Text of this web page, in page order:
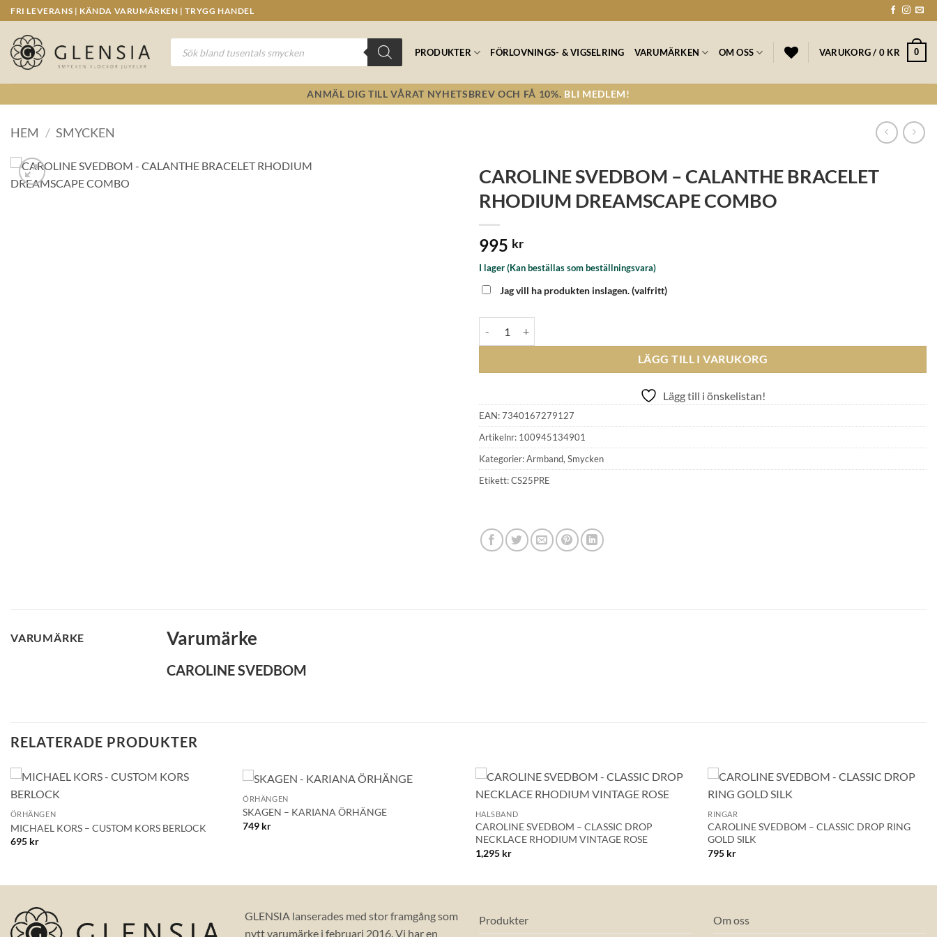
Skip
to
content
FRI LEVERANS | KÄNDA VARUMÄRKEN | TRYGG HANDEL
Produktsökning
PRODUKTER FÖRLOVNINGS- & VIGSELRING VARUMÄRKEN OM OSS VARUKORG / 0 KR 0
ANMÄL DIG TILL VÅRAT NYHETSBREV OCH FÅ 10%. BLI MEDLEM!
HEM / SMYCKEN
CAROLINE SVEDBOM – CALANTHE BRACELET
RHODIUM DREAMSCAPE COMBO
995 kr
I lager (Kan beställas som beställningsvara)
Jag vill ha produkten inslagen.(valfritt)
LÄGG TILL I VARUKORG
Lägg till i önskelistan!
EAN:7340167279127
Artikelnr: 100945134901
Kategorier:Armband,Smycken
Etikett:CS25PRE
VARUMÄRKE Varumärke
CAROLINE SVEDBOM
RELATERADE PRODUKTER
+
ÖRHÄNGEN
MICHAEL KORS – CUSTOM KORS BERLOCK
695 kr
+
ÖRHÄNGEN
SKAGEN – KARIANA ÖRHÄNGE
749 kr
+
HALSBAND
CAROLINE SVEDBOM – CLASSIC DROP
NECKLACE RHODIUM VINTAGE ROSE
1,295 kr
+
RINGAR
CAROLINE SVEDBOM – CLASSIC DROP RING
GOLD SILK
795 kr
GLENSIA lanserades med stor framgång som
nytt varumärke i februari 2016. Vi har en
Produkter Om oss